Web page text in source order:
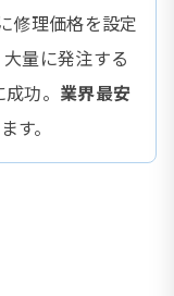
修理価格を設定
量に発注する
功。 業界最安
す。